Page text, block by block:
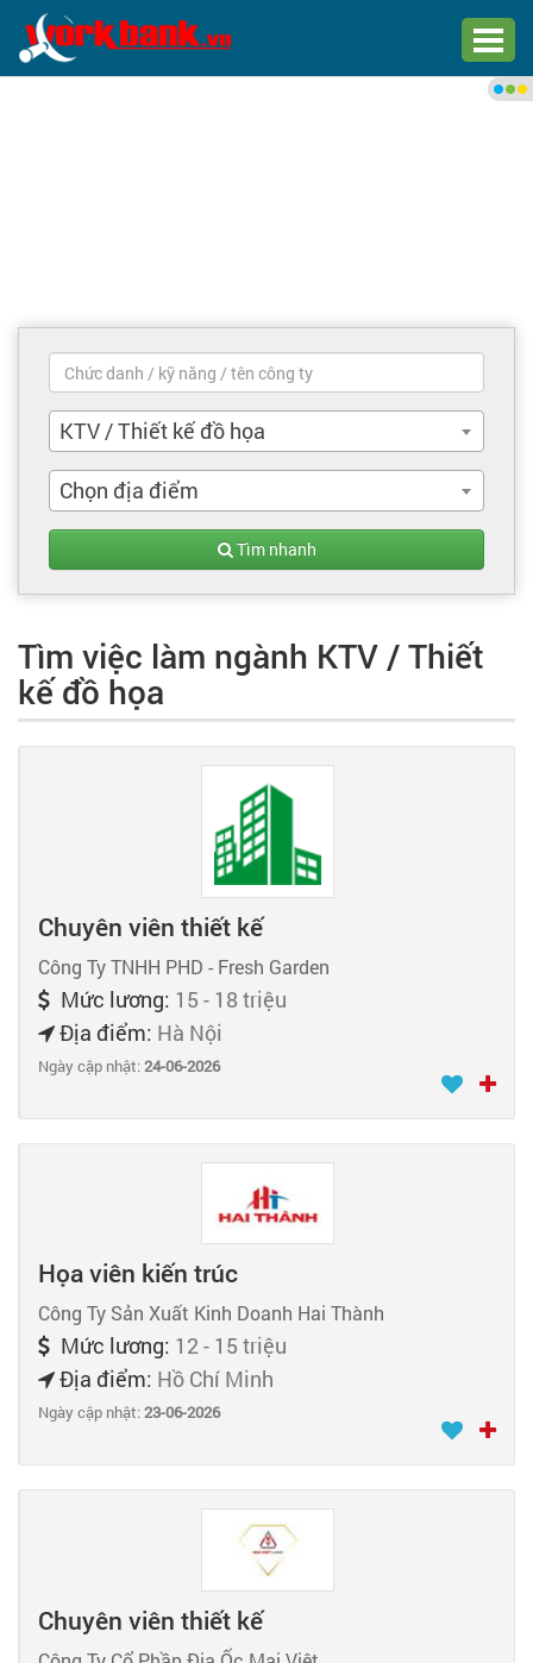
Việc làm mới nhất
Tìm việc làm
Tạo hồ sơ
Cẩm nang việc làm
Bạn cần tuyển người
KTV / Thiết kế đồ họa
Chọn địa điểm
Tìm nhanh
Tìm việc làm ngành KTV / Thiết
kế đồ họa
Chuyên viên thiết kế
Công Ty TNHH PHD - Fresh Garden
Mức lương: 15 - 18 triệu
Địa điểm: Hà Nội
Ngày cập nhật:24-06-2026
Họa viên kiến trúc
Công Ty Sản Xuất Kinh Doanh Hai Thành
Mức lương: 12 - 15 triệu
Địa điểm: Hồ Chí Minh
Ngày cập nhật:23-06-2026
Chuyên viên thiết kế